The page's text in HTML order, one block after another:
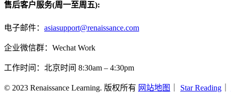
售后客户服务(周一至周五):
电子邮件： asiasupport@renaissance.com
企业微信群：Wechat Work
工作时间：北京时间 8:30am – 4:30pm
© 2023 Renaissance Learning. 版权所有 网站地图 Star Reading